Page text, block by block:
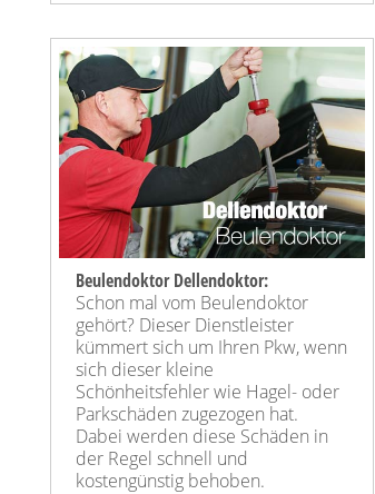
Beulendoktor Dellendoktor:
Schon mal vom Beulendoktor
gehört? Dieser Dienstleister
kümmert sich um Ihren Pkw, wenn
sich dieser kleine
Schönheitsfehler wie Hagel- oder
Parkschäden zugezogen hat.
Dabei werden diese Schäden in
der Regel schnell und
kostengünstig behoben.